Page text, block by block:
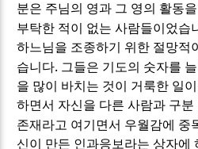
분은 주님의 영과 그 영의 활동
부탁한 적이 없는 사람들이었습
하느님을 조종하기 위한 절망적
습니다. 그들은 기도의 숫자를
을 많이 바치는 것이 거룩한 일
하면서 자신을 다른 사람과 구분
존재라고 여기면서 우월감에 중
신이 만든 인과응보라는 상자에